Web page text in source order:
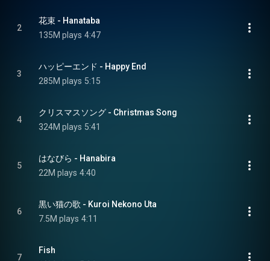
2
花束 - Hanataba
135M plays 4:47
3
ハッピーエンド - Happy End
285M plays 5:15
4
クリスマスソング - Christmas Song
324M plays 5:41
5
はなびら - Hanabira
22M plays 4:40
6
黒い猫の歌 - Kuroi Nekono Uta
7.5M plays 4:11
7
Fish